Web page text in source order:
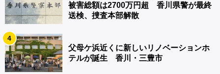
被害総額は2700万円超 香川県警が最終
送検、捜査本部解散
4
父母ケ浜近くに新しいリノベーションホ
テルが誕生 香川・三豊市